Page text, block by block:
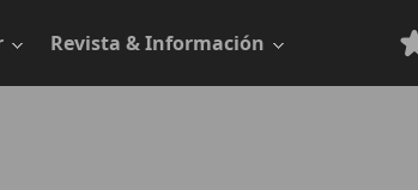
Revista & Información